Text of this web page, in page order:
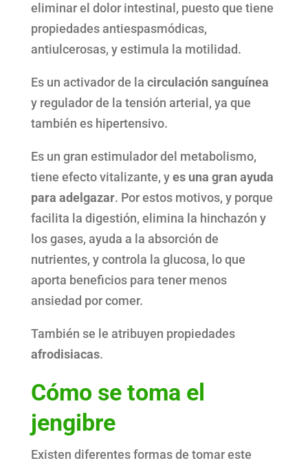
eliminar el dolor intestinal, puesto que tiene
propiedades antiespasmódicas,
antiulcerosas, y estimula la motilidad.
Es un activador de la circulación sanguínea
y regulador de la tensión arterial, ya que
también es hipertensivo.
Es un gran estimulador del metabolismo,
tiene efecto vitalizante, yes una gran ayuda
para adelgazar. Por estos motivos, y porque
facilita la digestión, elimina la hinchazón y
los gases, ayuda a la absorción de
nutrientes, y controla la glucosa, lo que
aporta beneficios para tener menos
ansiedad por comer.
También se le atribuyen propiedades
afrodisiacas.
Cómo se toma el
jengibre
Existen diferentes formas de tomar este